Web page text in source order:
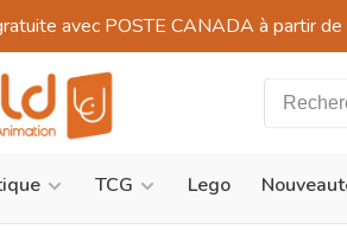
avec POSTE CANADA à partir
TCG Lego